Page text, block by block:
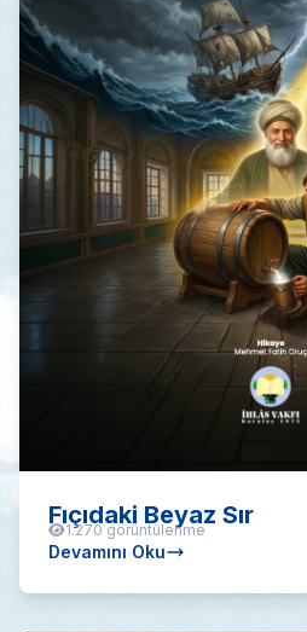
Fıçıdaki Beyaz Sır
1.270 görüntülenme
Devamını Oku